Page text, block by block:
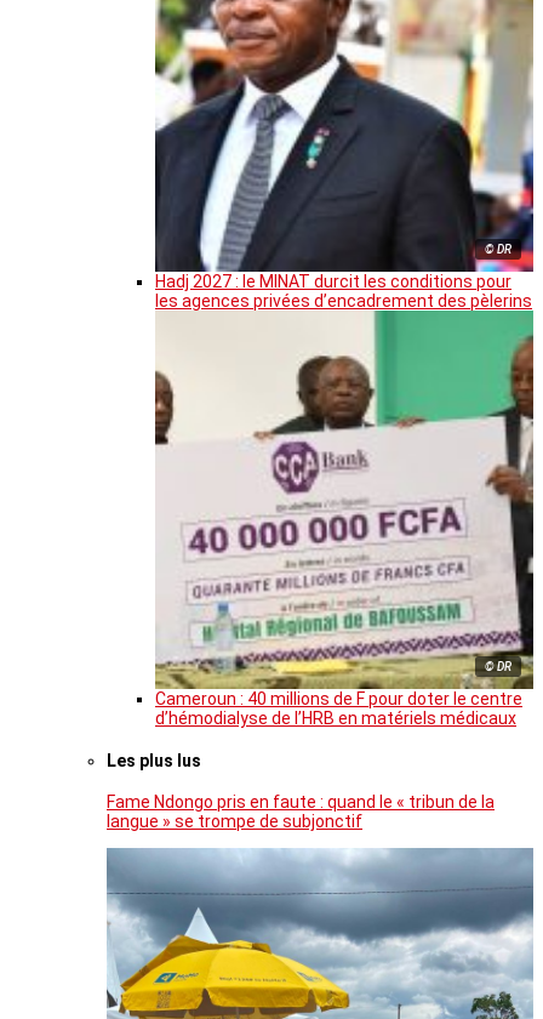
© DR
Hadj 2027 : le MINAT durcit les conditions pour
les agences privées d’encadrement des pèlerins
© DR
Cameroun : 40 millions de F pour doter le centre
d’hémodialyse de l’HRB en matériels médicaux
Les plus lus
Fame Ndongo pris en faute : quand le « tribun de la
langue » se trompe de subjonctif